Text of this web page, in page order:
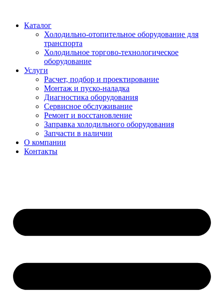
содержимому
Каталог
Холодильно-отопительное оборудование для
транспорта
Холодильное торгово-технологическое
оборудование
Услуги
Расчет, подбор и проектирование
Монтаж и пуско-наладка
Диагностика оборудования
Сервисное обслуживание
Ремонт и восстановление
Заправка холодильного оборудования
Запчасти в наличии
О компании
Контакты